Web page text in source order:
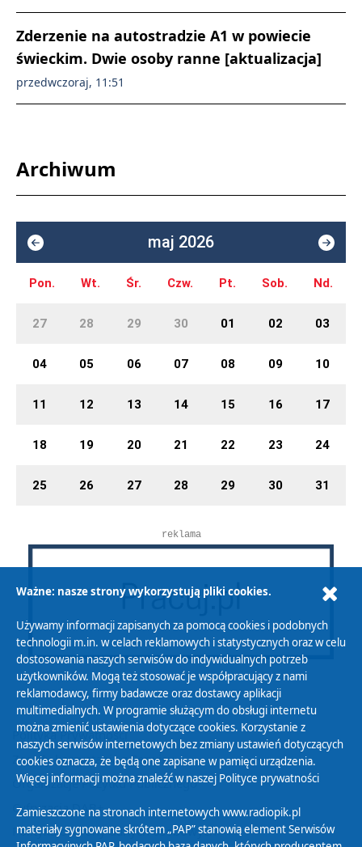
Zderzenie na autostradzie A1 w powiecie
świeckim. Dwie osoby ranne [aktualizacja]
przedwczoraj, 11:51
Archiwum
maj 2026
Pon. Wt. Śr. Czw. Pt. Sob. Nd.
27 28 29 30 01 02 03
04 05 06 07 08 09 10
11 12 13 14 15 16 17
18 19 20 21 22 23 24
25 26 27 28 29 30 31
reklama
Polityka Prywatności
Zasady korzystania z Serwisu
Organizacje Pożytku Publicznego
Cyfryzacja DAB+
Polityka ochrony danych osobowych
Ważne: nasze strony wykorzystują pliki cookies.
Używamy informacji zapisanych za pomocą cookies i podobnych
technologii m.in. w celach reklamowych i statystycznych oraz w celu
dostosowania naszych serwisów do indywidualnych potrzeb
użytkowników. Mogą też stosować je współpracujący z nami
reklamodawcy, firmy badawcze oraz dostawcy aplikacji
multimedialnych. W programie służącym do obsługi internetu
można zmienić ustawienia dotyczące cookies. Korzystanie z
naszych serwisów internetowych bez zmiany ustawień dotyczących
cookies oznacza, że będą one zapisane w pamięci urządzenia.
Więcej informacji można znaleźć w naszej Polityce prywatności
Zamieszczone na stronach internetowych www.radiopik.pl
materiały sygnowane skrótem „PAP” stanowią element Serwisów